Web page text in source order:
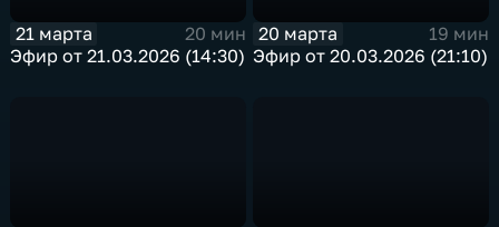
21 марта
20 мин
Эфир от 21.03.2026 (14:30)
20 марта
19 мин
Эфир от 20.03.2026 (21:10)